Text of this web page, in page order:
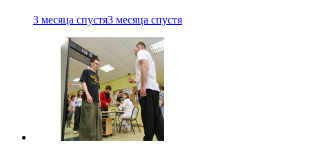
3 месяца спустя3 месяца спустя